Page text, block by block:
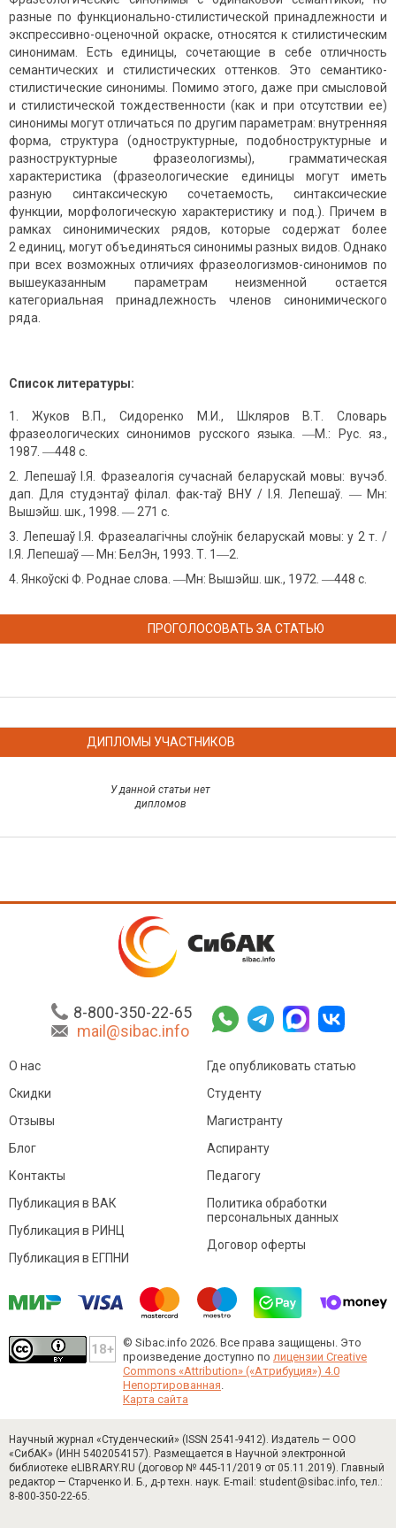
разные по функционально-стилистической принадлежности и
экспрессивно-оценочной окраске, относятся к стилистическим
синонимам. Есть единицы, сочетающие в себе отличность
семантических и стилис­тических оттенков. Это семантико-
стилистические синонимы. Помимо этого, даже при смысловой
и стилистической тождественности (как и при отсутствии ее)
синонимы могут отличаться по другим параметрам: внутренняя
форма, структура (одноструктурные, подобноструктурные и
разноструктурные фразеологизмы), граммати­ческая
характеристика (фразеологические единицы могут иметь
разную синтаксическую сочетаемость, синтаксические
функции, морфологическую характеристику и под.). Причем в
рамках синонимических рядов, которые содержат более
2 единиц, могут объединяться синонимы разных видов. Однако
при всех возможных отличиях фразеологизмов-синонимов по
вышеуказанным параметрам неизменной остается
категориальная принадлежность членов синонимического
ряда.
Список литературы:
Жуков В.П., Сидоренко М.И., Шкляров В.Т. Словарь
фразеологических синонимов русского языка. ―М.: Рус. яз.,
1987. ―448 с.
Лепешаў І.Я. Фразеалогія сучаснай беларускай мовы: вучэб.
дап. Для студэнтаў філал. фак-таў ВНУ / І.Я. Лепешаў. ― Мн:
Вышэйш. шк., 1998. ― 271 с.
Лепешаў І.Я. Фразеалагічны слоўнік беларускай мовы: у 2 т. /
І.Я. Лепешаў ― Мн: БелЭн, 1993. Т. 1―2.
Янкоўскі Ф. Роднае слова. ―Мн: Вышэйш. шк., 1972. ―448 с.
ПРОГОЛОСОВАТЬ ЗА СТАТЬЮ
ДИПЛОМЫ УЧАСТНИКОВ
У данной статьи нет
дипломов
8-800-350-22-65
mail@sibac.info
О нас
Скидки
Отзывы
Блог
Контакты
Где опубликовать статью
Студенту
Магистранту
Аспиранту
Педагогу
Публикация в ВАК
Публикация в РИНЦ
Публикация в ЕГПНИ
Политика обработки
персональных данных
Договор оферты
© Sibac.info 2026. Все права защищены. Это
произведение доступно по лицензии Creative
Commons «Attribution» («Атрибуция») 4.0
Непортированная.
Карта сайта
Научный журнал «Студенческий» (ISSN 2541-9412). Издатель — ООО
«СибАК» (ИНН 5402054157). Размещается в Научной электронной
библиотеке eLIBRARY.RU (договор № 445-11/2019 от 05.11.2019). Главный
редактор — Старченко И. Б., д-р техн. наук. E-mail: student@sibac.info, тел.:
8-800-350-22-65.